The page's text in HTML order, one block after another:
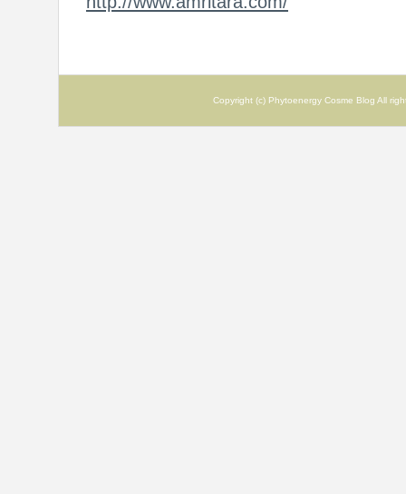
Copyright (c) Phytoenergy Cosme Blog All